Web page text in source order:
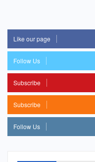
Like our page
Follow Us
Subscribe
Subscribe
Follow Us